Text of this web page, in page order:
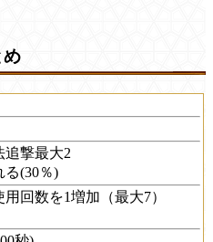
め
追撃最大2
る(30％)
回数を1増加（最大7）